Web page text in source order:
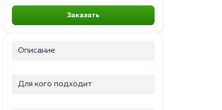
Заказать
Описание
Для кого подходит